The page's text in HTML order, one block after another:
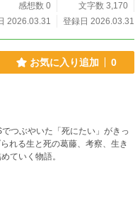
感想数 0
文字数 3,170
2026.03.31
登録日 2026.03.31
お気に入り追加 0
つぶやいた「死にたい」がきっ
れる生と死の葛藤、考察、生き
ていく物語。